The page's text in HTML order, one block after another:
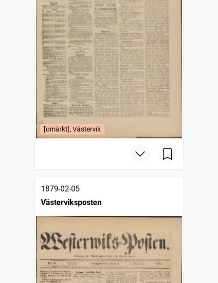
[omärkt], Västervik
1879-02-05
Västerviksposten